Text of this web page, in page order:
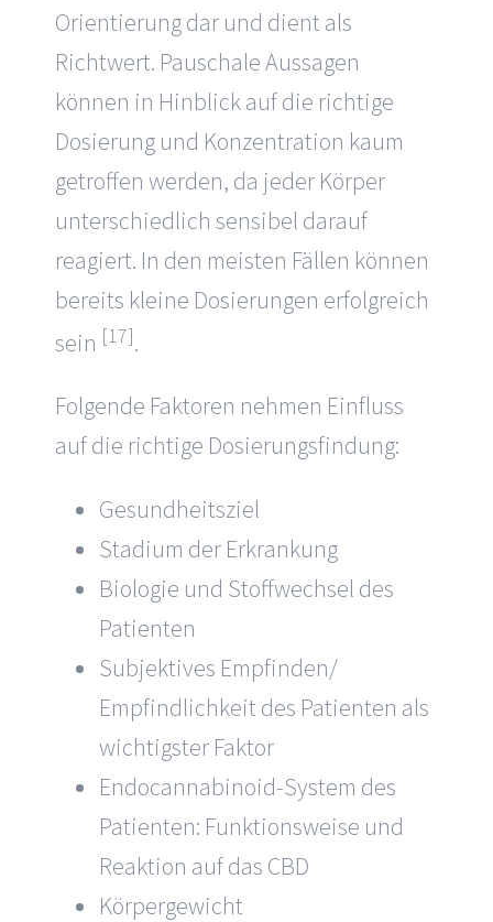
Orientierung dar und dient als
Richtwert. Pauschale Aussagen
können in Hinblick auf die richtige
Dosierung und Konzentration kaum
getroffen werden, da jeder Körper
unterschiedlich sensibel darauf
reagiert. In den meisten Fällen können
bereits kleine Dosierungen erfolgreich
sein [17].
Folgende Faktoren nehmen Einfluss
auf die richtige Dosierungsfindung:
Gesundheitsziel
Stadium der Erkrankung
Biologie und Stoffwechsel des
Patienten
Subjektives Empfinden/
Empfindlichkeit des Patienten als
wichtigster Faktor
Endocannabinoid-System des
Patienten: Funktionsweise und
Reaktion auf das CBD
Körpergewicht